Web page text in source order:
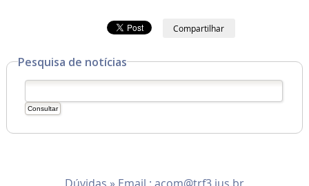
Compartilhar
Pesquisa de notícias